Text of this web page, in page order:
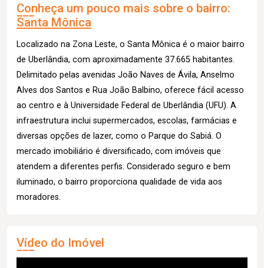
Conheça um pouco mais sobre o bairro:
Santa Mônica
Localizado na Zona Leste, o Santa Mônica é o maior bairro
de Uberlândia, com aproximadamente 37.665 habitantes.
Delimitado pelas avenidas João Naves de Ávila, Anselmo
Alves dos Santos e Rua João Balbino, oferece fácil acesso
ao centro e à Universidade Federal de Uberlândia (UFU). A
infraestrutura inclui supermercados, escolas, farmácias e
diversas opções de lazer, como o Parque do Sabiá. O
mercado imobiliário é diversificado, com imóveis que
atendem a diferentes perfis. Considerado seguro e bem
iluminado, o bairro proporciona qualidade de vida aos
moradores.
Vídeo do Imóvel